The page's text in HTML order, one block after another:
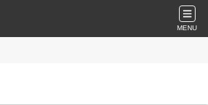
MENU